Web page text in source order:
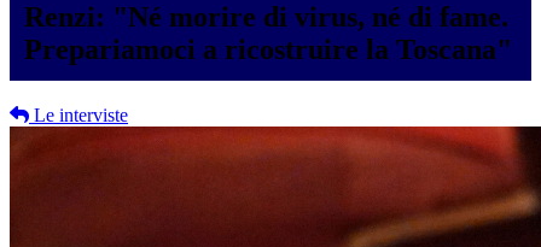
Renzi: "Né morire di virus, né di fame.
Prepariamoci a ricostruire la Toscana"
Le interviste